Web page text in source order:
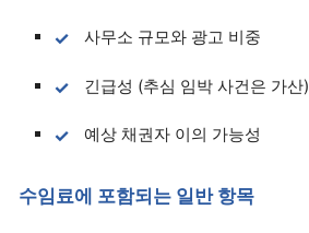
사무소 규모와 광고 비중
긴급성 (추심 임박 사건은 가산)
예상 채권자 이의 가능성
수임료에 포함되는 일반 항목